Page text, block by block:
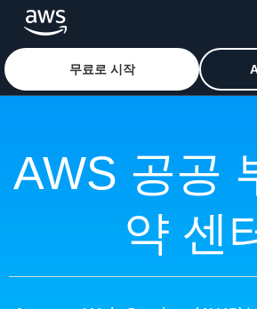
메인 콘텐츠로 건너뛰기Amazon Web Services 홈 페이
무료로 시작
AWS 공공
약 센